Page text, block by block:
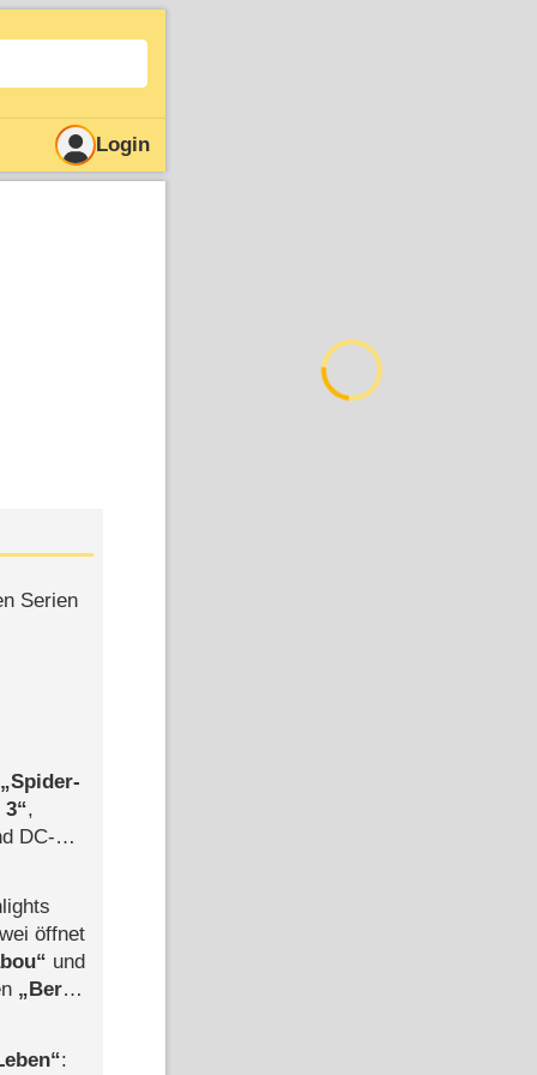
Login
Serien
Spider-
3 ,
DC-
öffnet
und
Berlin
: